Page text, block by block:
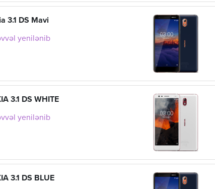
3.1 DS Mavi
yenilənib
3.1 DS WHITE
yenilənib
3.1 DS BLUE